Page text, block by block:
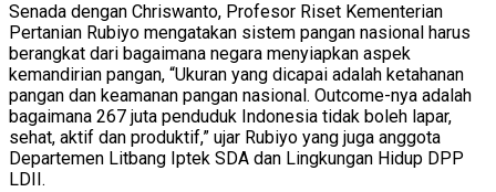
Senada dengan Chriswanto, Profesor Riset Kementerian
Pertanian Rubiyo mengatakan sistem pangan nasional harus
berangkat dari bagaimana negara menyiapkan aspek
kemandirian pangan, “Ukuran yang dicapai adalah ketahanan
pangan dan keamanan pangan nasional. Outcome-nya adalah
bagaimana 267 juta penduduk Indonesia tidak boleh lapar,
sehat, aktif dan produktif,” ujar Rubiyo yang juga anggota
Departemen Litbang Iptek SDA dan Lingkungan Hidup DPP
LDII.